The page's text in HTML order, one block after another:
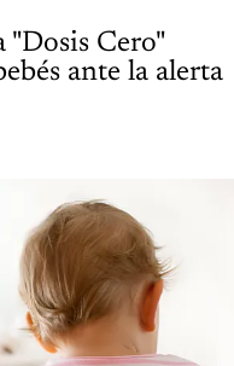
Cero"
ante la alerta